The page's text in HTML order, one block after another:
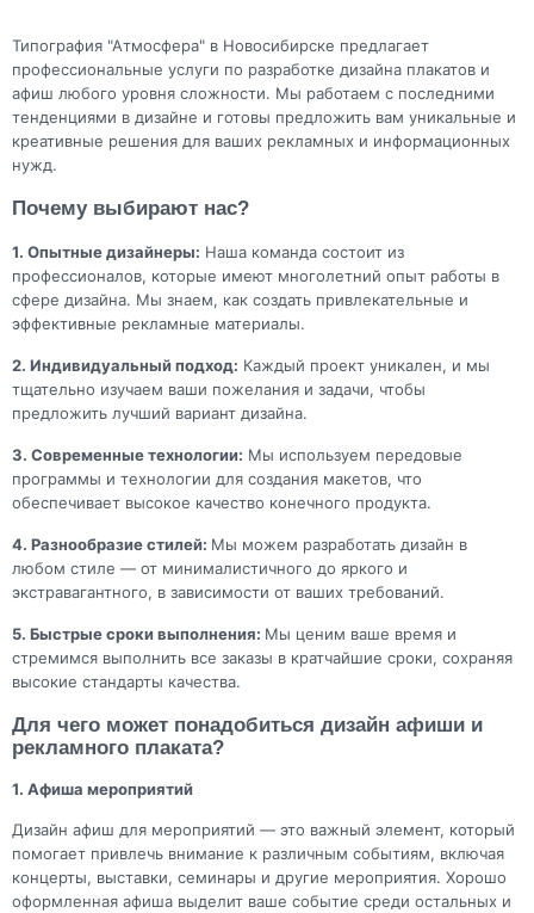
Типография "Атмосфера" в Новосибирске предлагает
профессиональные услуги по разработке дизайна плакатов и
афиш любого уровня сложности. Мы работаем с последними
тенденциями в дизайне и готовы предложить вам уникальные и
креативные решения для ваших рекламных и информационных
нужд.
Почему выбирают нас?
1. Опытные дизайнеры: Наша команда состоит из
профессионалов, которые имеют многолетний опыт работы в
сфере дизайна. Мы знаем, как создать привлекательные и
эффективные рекламные материалы.
2. Индивидуальный подход: Каждый проект уникален, и мы
тщательно изучаем ваши пожелания и задачи, чтобы
предложить лучший вариант дизайна.
3. Современные технологии: Мы используем передовые
программы и технологии для создания макетов, что
обеспечивает высокое качество конечного продукта.
4. Разнообразие стилей: Мы можем разработать дизайн в
любом стиле — от минималистичного до яркого и
экстравагантного, в зависимости от ваших требований.
5. Быстрые сроки выполнения: Мы ценим ваше время и
стремимся выполнить все заказы в кратчайшие сроки, сохраняя
высокие стандарты качества.
Для чего может понадобиться дизайн афиши и
рекламного плаката?
1. Афиша мероприятий
Дизайн афиш для мероприятий — это важный элемент, который
помогает привлечь внимание к различным событиям, включая
концерты, выставки, семинары и другие мероприятия. Хорошо
оформленная афиша выделит ваше событие среди остальных и